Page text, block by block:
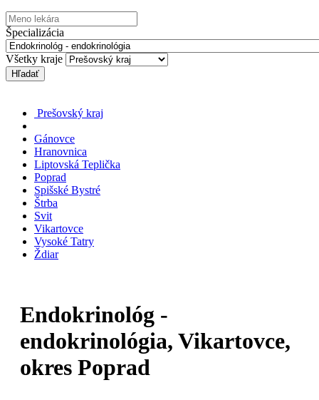
Špecializácia
Všetky kraje
Hľadať
Prešovský kraj
Gánovce
Hranovnica
Liptovská Teplička
Poprad
Spišské Bystré
Štrba
Svit
Vikartovce
Vysoké Tatry
Ždiar
Endokrinológ -
endokrinológia, Vikartovce,
okres Poprad